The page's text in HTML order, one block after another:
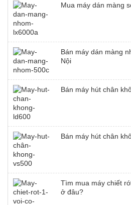
Mua máy dán màng
Bán máy dán màng
Nội
Bán máy hút chân
Bán máy hút chân
Tìm mua máy chiết
ở đâu?